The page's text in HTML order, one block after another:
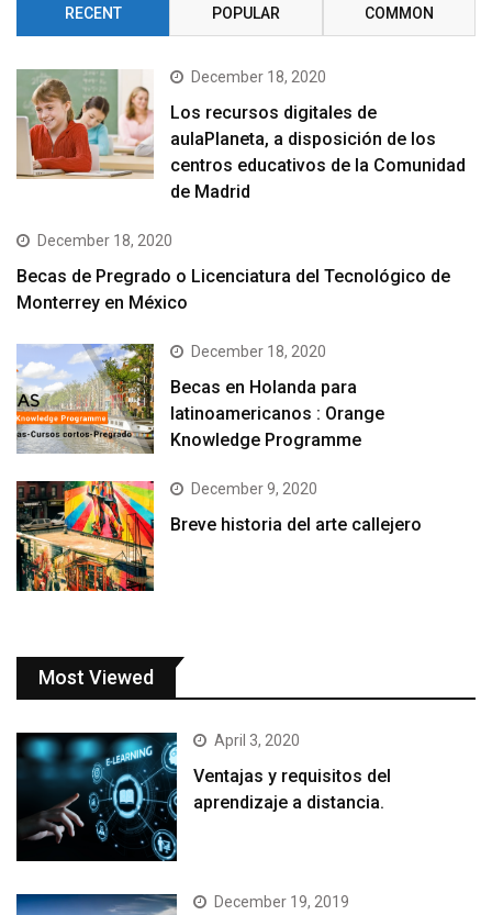
RECENT POPULAR COMMON
December 18, 2020
Los recursos digitales de
aulaPlaneta, a disposición de los
centros educativos de la Comunidad
de Madrid
December 18, 2020
Becas de Pregrado o Licenciatura del Tecnológico de
Monterrey en México
December 18, 2020
Becas en Holanda para
latinoamericanos : Orange
Knowledge Programme
December 9, 2020
Breve historia del arte callejero
Most Viewed
April 3, 2020
Ventajas y requisitos del
aprendizaje a distancia.
December 19, 2019